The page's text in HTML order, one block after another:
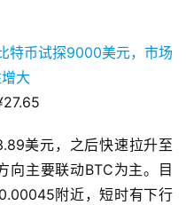
美元，之后快速拉升至
向主要联动BTC为主。目
附近，短时有下行